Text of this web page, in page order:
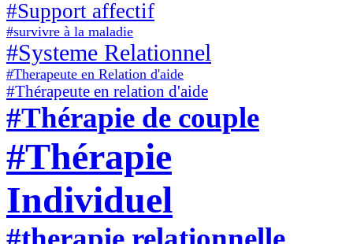
#Support affectif
#survivre à la maladie
#Systeme Relationnel
#Therapeute en Relation d'aide
#Thérapeute en relation d'aide
#Thérapie de couple
#Thérapie
Individuel